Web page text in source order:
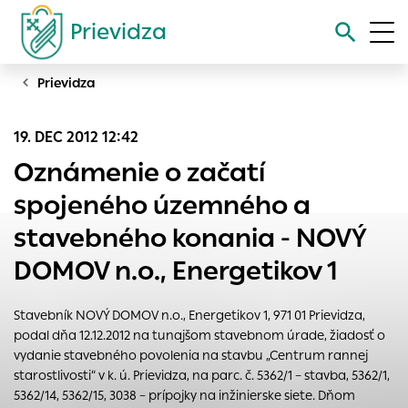
Prievidza
Vyhľadávanie
Prievidza
19. DEC 2012 12:42
Oznámenie o začatí
spojeného územného a
stavebného konania - NOVÝ
DOMOV n.o., Energetikov 1
Stavebník NOVÝ DOMOV n.o., Energetikov 1, 971 01 Prievidza,
podal dňa 12.12.2012 na tunajšom stavebnom úrade, žiadosť o
vydanie stavebného povolenia na stavbu „Centrum rannej
starostlivosti“ v k. ú. Prievidza, na parc. č. 5362/1 – stavba, 5362/1,
5362/14, 5362/15, 3038 – prípojky na inžinierske siete. Dňom
Nastavenie cookies
Cookies sú malé súbory, do ktorých webové stránky môžu
ukladať informácie o vašej aktivite a preferenciách.
Používajú sa napríklad k tomu, aby si webový prehliadač
zapamätoval Vaše prihlásenie alebo aby sa uložila Vaša
voľba v tomto okne.
Vyberte úroveň cookies, ktorú chcete povoliť
Technické cookies
Technické súbory cookie sú pre prevádzku nevyhnutné a
pomáhajú urobiť webové stránky uplatniteľnými tým, že
umožňujú základné funkcie, ako je navigácia na stránke a